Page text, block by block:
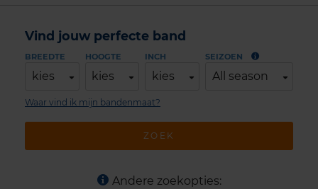
Vind jouw perfecte band
BREEDTE
kies
HOOGTE
kies
INCH
kies
SEIZOEN
All season
ZOEK
Waar vind ik mijn bandenmaat?
Andere zoekopties: